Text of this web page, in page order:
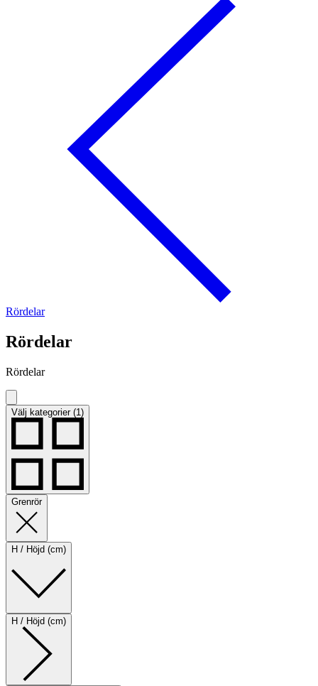
Rördelar
Rördelar
Rördelar
Välj kategorier (1)
Grenrör
H / Höjd (cm)
H / Höjd (cm)